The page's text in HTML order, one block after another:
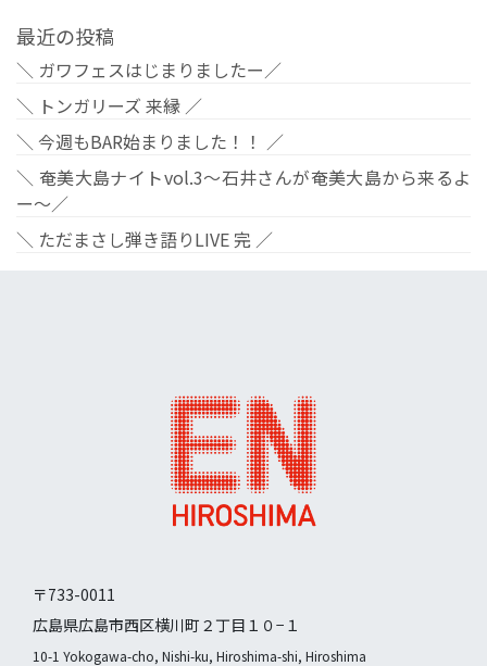
最近の投稿
＼ ガワフェスはじまりましたー／
＼ トンガリーズ 来縁 ／
＼ 今週もBAR始まりました！！ ／
＼ 奄美大島ナイトvol.3〜石井さんが奄美大島から来るよ
ー〜／
＼ ただまさし弾き語りLIVE 完 ／
〒733-0011
広島県広島市西区横川町２丁目１０−１
10-1 Yokogawa-cho, Nishi-ku, Hiroshima-shi, Hiroshima